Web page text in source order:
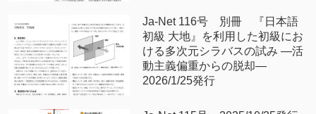
Ja-Net 116号 別冊 『日本語
初級 大地』を利用した初級にお
ける多次元シラバスの試み —活
動主義偏重からの脱却—
2026/1/25発行